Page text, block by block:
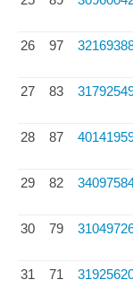
26 97
27 83
28 87
29 82
30 79
31 71